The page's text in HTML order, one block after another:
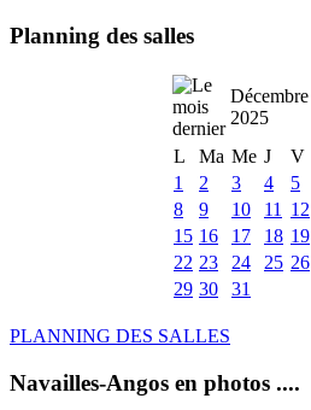
Planning des salles
Décembre
2025
L
Ma Me J V
1
2 3 4 5
8
9 10 11 12
15 16 17 18 19
22 23 24 25 26
29 30 31
PLANNING DES SALLES
Navailles-Angos en photos ....